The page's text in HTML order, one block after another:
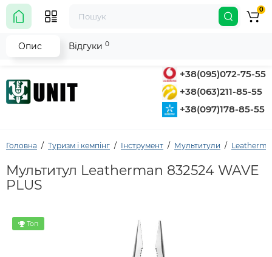
+38(095)072-75-55
+38(063)211-85-55
+38(097)178-85-55
0
Головна Туризм і кемпінг Інструмент Мультитули
Мультитул Leatherman 832524 WAVE
PLUS
Топ
Опис Відгуки 0